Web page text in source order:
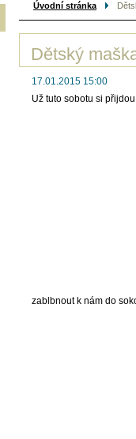
Úvodní stránka
Dětský
17.01.2015 15:00
Už tuto sobotu si
zablbnout k nám do